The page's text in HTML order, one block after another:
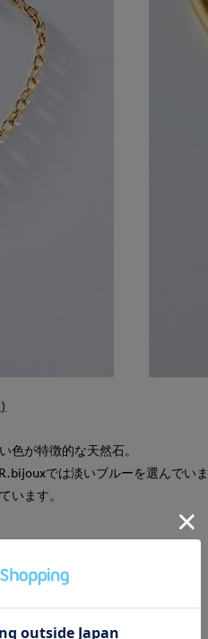
色が特徴的な天然石。
では淡いブルーを選んでい
います。